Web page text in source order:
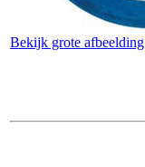
Bekijk grote afbeelding